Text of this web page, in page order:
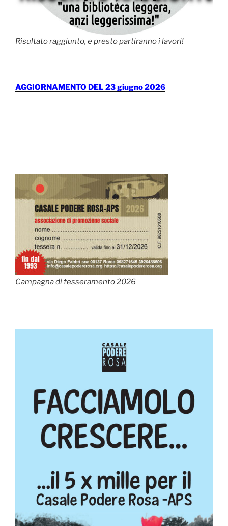
Risultato raggiunto, e presto partiranno i lavori!
AGGIORNAMENTO DEL 23 giugno 2026
Campagna di tesseramento 2026